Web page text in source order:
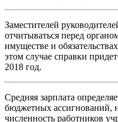
Заместителей
отчитываться перед
имуществе и
этом случае справки
2018 год.
Средняя зарплата
бюджетных ассигнований,
численность работников